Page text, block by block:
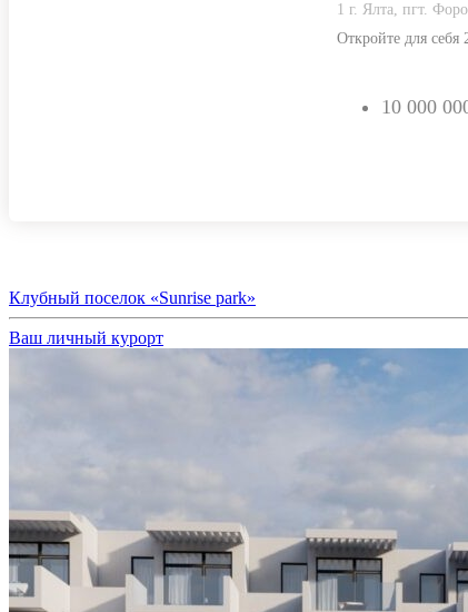
1 г. Ялта, пгт.
Откройте для
10 000
Клубный поселок «Sunrise park»
Ваш личный курорт